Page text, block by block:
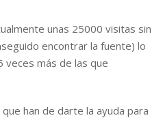
unas 25000 visitas sin
encontrar la fuente) lo
veces más de las que
han de darte la ayuda para